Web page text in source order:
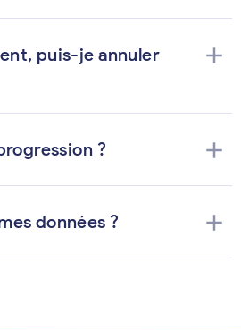
puis-je annuler
add
? add
données ? add